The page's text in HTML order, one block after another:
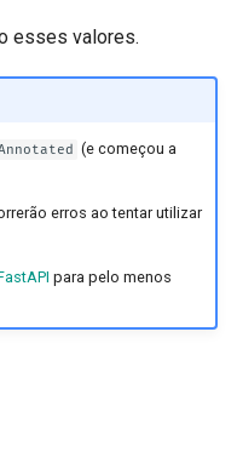
esses valores.
(e começou a
erros ao tentar utilizar
para pelo menos